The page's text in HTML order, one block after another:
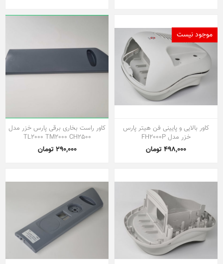
موجود نیست
کاور بالایی و پایینی فن هیتر پارس
خزر مدل FH2000P
498,000 تومان
کاور راست بخاری برقی پارس خزر مدل
TL2000 TM2000 CH2500
290,000 تومان